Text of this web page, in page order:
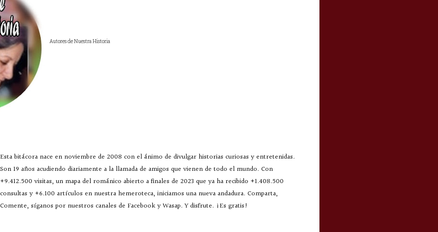
Autores de Nuestra Historia
Esta bitácora nace en noviembre de 2008 con el ánimo de divulgar historias curiosas y entretenidas.
Son 19 años acudiendo diariamente a la llamada de amigos que vienen de todo el mundo. Con
+9.412.500 visitas, un mapa del románico abierto a finales de 2023 que ya ha recibido +1.408.500
consultas y +6.100 artículos en nuestra hemeroteca, iniciamos una nueva andadura. Comparta,
Comente, síganos por nuestros canales de Facebook y Wasap. Y disfrute. ¡Es gratis!